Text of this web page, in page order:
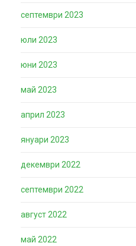
септември 2023
юли 2023
юни 2023
май 2023
април 2023
януари 2023
декември 2022
септември 2022
август 2022
май 2022